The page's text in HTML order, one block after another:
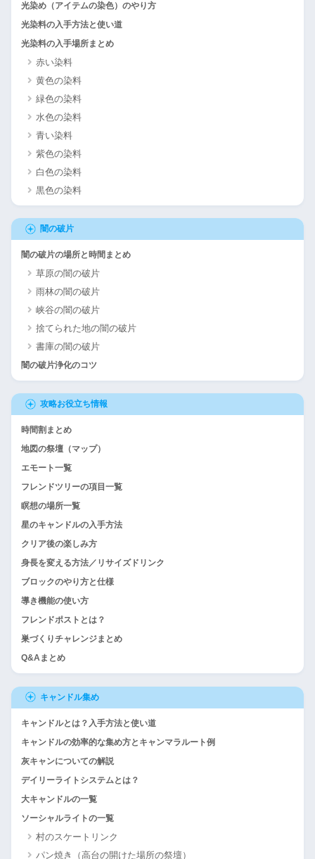
光染め（アイテムの染色）のやり方
光染料の入手方法と使い道
光染料の入手場所まとめ
赤い染料
黄色の染料
緑色の染料
水色の染料
青い染料
紫色の染料
白色の染料
黒色の染料
闇の破片
闇の破片の場所と時間まとめ
草原の闇の破片
雨林の闇の破片
峡谷の闇の破片
捨てられた地の闇の破片
書庫の闇の破片
闇の破片浄化のコツ
攻略お役立ち情報
時間割まとめ
地図の祭壇（マップ）
エモート一覧
フレンドツリーの項目一覧
瞑想の場所一覧
星のキャンドルの入手方法
クリア後の楽しみ方
身長を変える方法／リサイズドリンク
ブロックのやり方と仕様
導き機能の使い方
フレンドポストとは？
巣づくりチャレンジまとめ
Q&Aまとめ
キャンドル集め
キャンドルとは？入手方法と使い道
キャンドルの効率的な集め方とキャンマラルート例
灰キャンについての解説
デイリーライトシステムとは？
大キャンドルの一覧
ソーシャルライトの一覧
村のスケートリンク
パン焼き（高台の開けた場所の祭壇）